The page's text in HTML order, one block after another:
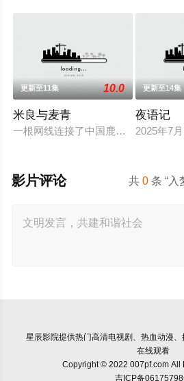
更新至11集 10.0
米良与麦青
一根网线连接了中国鹿鸣村和英国牛
更新至14集
夜语记
2025年7
共0 条 “入
影片评论
星辰影院提供热门高清电视剧、热血动漫
在线观看
Copyright © 2022 007pf.com All
吉ICP备